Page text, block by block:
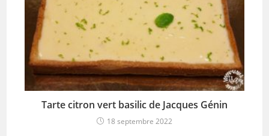
Tarte citron vert basilic de Jacques Génin
18 septembre 2022